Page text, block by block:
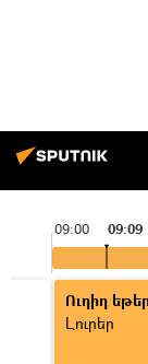
09:00 09:09
Ուղիղ
Լուրեր